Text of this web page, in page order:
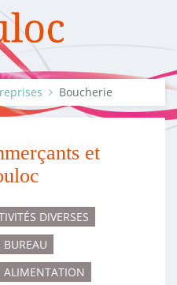
Boucherie
et
DIVERSES
ALIMENTATION